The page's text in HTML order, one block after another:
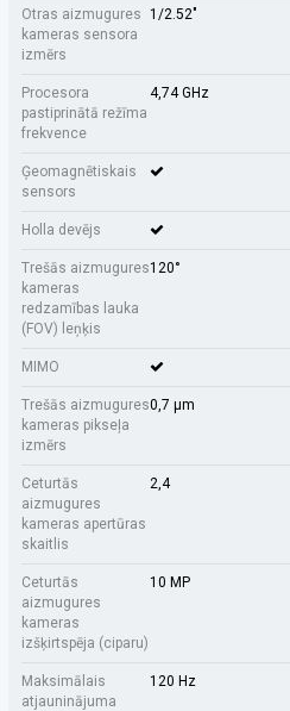
Otras aizmugures
kameras sensora
izmērs
1/2.52"
Procesora
pastiprinātā režīma
frekvence
4,74 GHz
Ģeomagnētiskais
sensors
Holla devējs
Trešās aizmugures
kameras
redzamības lauka
(FOV) leņķis
120°
MIMO
Trešās aizmugures
kameras pikseļa
izmērs
0,7 µm
Ceturtās
aizmugures
kameras apertūras
skaitlis
2,4
Ceturtās
aizmugures
kameras
izšķirtspēja (ciparu)
10 MP
Maksimālais
atjauninājuma
120 Hz